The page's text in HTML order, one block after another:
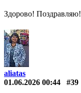
Здорово! Поздравляю!
aliatas
01.06.2026 00:44
#39